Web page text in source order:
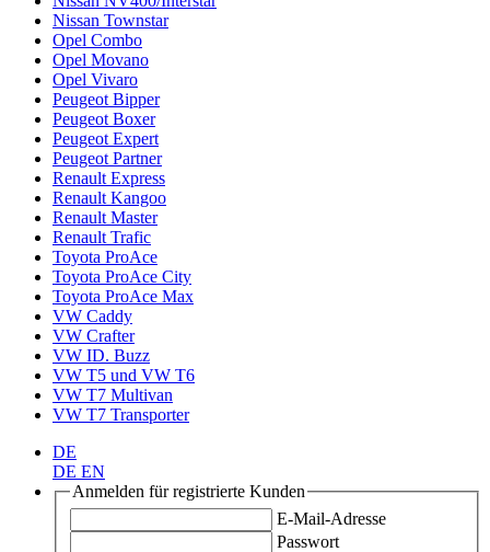
Nissan Townstar
Opel Combo
Opel Movano
Opel Vivaro
Peugeot Bipper
Peugeot Boxer
Peugeot Expert
Peugeot Partner
Renault Express
Renault Kangoo
Renault Master
Renault Trafic
Toyota ProAce
Toyota ProAce City
Toyota ProAce Max
VW Caddy
VW Crafter
VW ID. Buzz
VW T5 und VW T6
VW T7 Multivan
VW T7 Transporter
DE
DE EN
Anmelden für registrierte Kunden
E-Mail-Adresse
Passwort